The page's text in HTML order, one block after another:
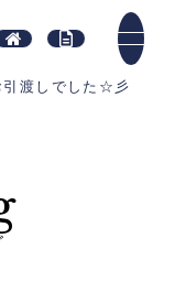
引渡しでした☆彡